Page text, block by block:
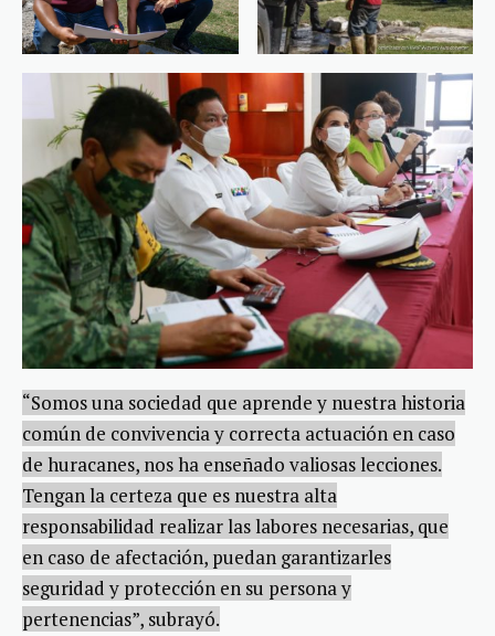
“Somos una sociedad que aprende y nuestra historia
común de convivencia y correcta actuación en caso
de huracanes, nos ha enseñado valiosas lecciones.
Tengan la certeza que es nuestra alta
responsabilidad realizar las labores necesarias, que
en caso de afectación, puedan garantizarles
seguridad y protección en su persona y
pertenencias”, subrayó.